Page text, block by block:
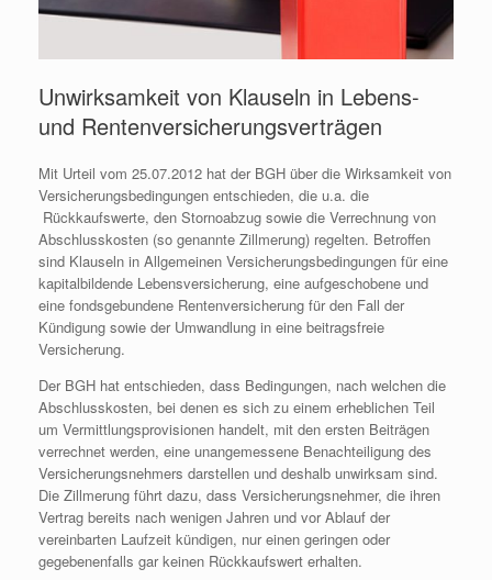
Unwirksamkeit von Klauseln in Lebens-
und Rentenversicherungsverträgen
Mit Urteil vom 25.07.2012 hat der BGH über die Wirksamkeit von
Versicherungsbedingungen entschieden, die u.a. die
Rückkaufswerte, den Stornoabzug sowie die Verrechnung von
Abschlusskosten (so genannte Zillmerung) regelten. Betroffen
sind Klauseln in Allgemeinen Versicherungsbedingungen für eine
kapitalbildende Lebensversicherung, eine aufgeschobene und
eine fondsgebundene Rentenversicherung für den Fall der
Kündigung sowie der Umwandlung in eine beitragsfreie
Versicherung.
Der BGH hat entschieden, dass Bedingungen, nach welchen die
Abschlusskosten, bei denen es sich zu einem erheblichen Teil
um Vermittlungsprovisionen handelt, mit den ersten Beiträgen
verrechnet werden, eine unangemessene Benachteiligung des
Versicherungsnehmers darstellen und deshalb unwirksam sind.
Die Zillmerung führt dazu, dass Versicherungsnehmer, die ihren
Vertrag bereits nach wenigen Jahren und vor Ablauf der
vereinbarten Laufzeit kündigen, nur einen geringen oder
gegebenenfalls gar keinen Rückkaufswert erhalten.